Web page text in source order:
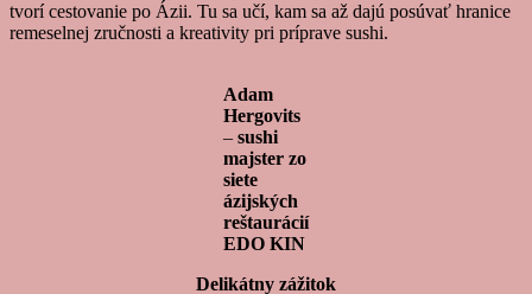
tvorí cestovanie po Ázii. Tu sa učí, kam sa až dajú posúvať hranice
remeselnej zručnosti a kreativity pri príprave sushi.
Adam
Hergovits
– sushi
majster zo
siete
ázijských
reštaurácií
EDO KIN
Delikátny zážitok